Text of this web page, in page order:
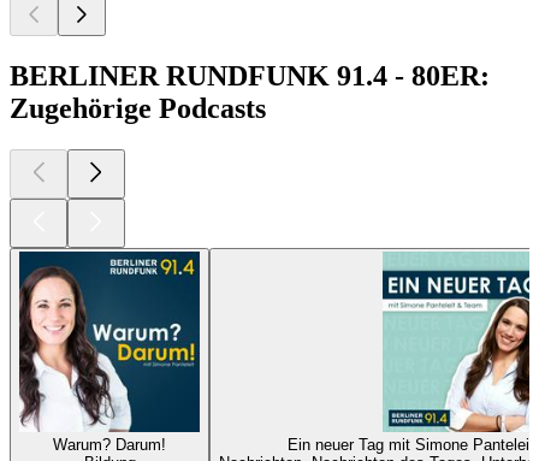
BERLINER RUNDFUNK 91.4 - 80ER:
Zugehörige Podcasts
Warum? Darum!
Ein neuer Tag mit Simone